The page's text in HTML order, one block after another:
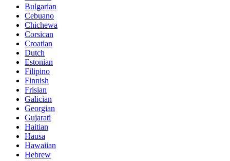
Bulgarian
Cebuano
Chichewa
Corsican
Croatian
Dutch
Estonian
Filipino
Finnish
Frisian
Galician
Georgian
Gujarati
Haitian
Hausa
Hawaiian
Hebrew